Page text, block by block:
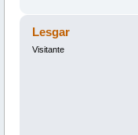
Lesgar
Visitante